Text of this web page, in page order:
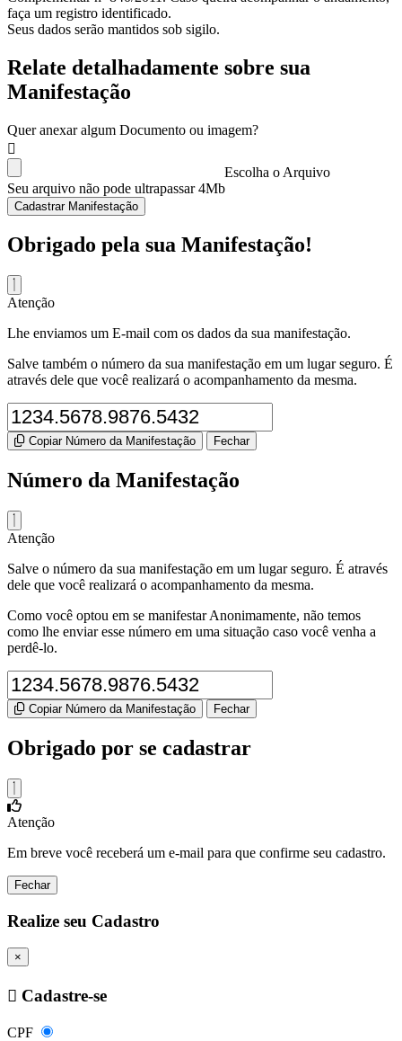
faça um registro identificado.
Seus dados serão mantidos sob sigilo.
Relate detalhadamente sobre sua
Manifestação
Quer anexar algum Documento ou imagem?
Escolha o Arquivo
Seu arquivo não pode ultrapassar 4Mb
Cadastrar Manifestação
Obrigado pela sua Manifestação!
Atenção
Lhe enviamos um E-mail com os dados da sua manifestação.
Salve também o número da sua manifestação em um lugar seguro. É
através dele que você realizará o acompanhamento da mesma.
Copiar Número da Manifestação Fechar
Número da Manifestação
Atenção
Salve o número da sua manifestação em um lugar seguro. É através
dele que você realizará o acompanhamento da mesma.
Como você optou em se manifestar Anonimamente, não temos
como lhe enviar esse número em uma situação caso você venha a
perdê-lo.
Copiar Número da Manifestação Fechar
Obrigado por se cadastrar
Atenção
Em breve você receberá um e-mail para que confirme seu cadastro.
Fechar
Realize seu Cadastro
×
Cadastre-se
CPF